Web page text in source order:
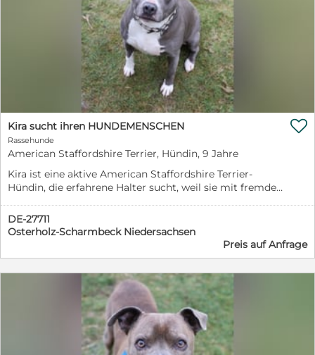
Kira sucht ihren HUNDEMENSCHEN
Rassehunde
American Staffordshire Terrier, Hündin, 9 Jahre
Kira ist eine aktive American Staffordshire Terrier-
Hündin, die erfahrene Halter sucht, weil sie mit fremden
kann. Somit muss sie sich erstmal langsam an eine
Bezugsperson gewöhnen können, dann ist sie aber ein
sehr zugewandter Hund, der gerne lange Spaziergänge
andere Hunde oder Kinder unter 12 Jahren zäh-len,
sodass mit Ruhe und Bedacht mit Kira umgegangen
werden kann. Kira ist 2017 geboren und befindet sich
seit knapp 3 Jahren in einer Hundepension, somit
musste sie schon einiges erdulden und wünscht sich
eine echte Beziehung zu einem HUNDEMENSCHEN.

DE-27711
Osterholz-Scharmbeck Niedersachsen
Preis auf Anfrage